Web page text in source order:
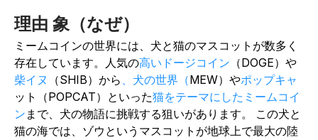
理由 象（なぜ）
ミームコインの世界には、犬と猫のマスコットが数多く
存在しています。人気の高いドージコイン （DOGE）や
柴イヌ
（SHIB） から 、犬の世界（MEW）やポップキャ
ット（POPCAT） といった猫をテーマにしたミームコイ
ン まで、犬の物語に挑戦する狙いがあります。
この犬と
猫の海では、ゾウというマスコットが地球上で最大の陸